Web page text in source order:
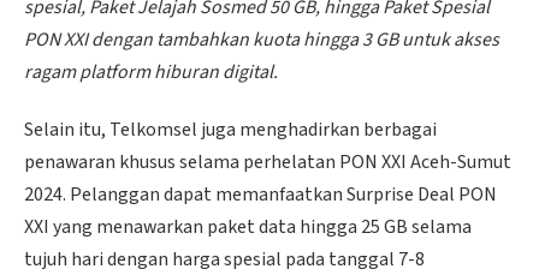
spesial, Paket Jelajah Sosmed 50 GB, hingga Paket Spesial
PON XXI dengan tambahkan kuota hingga 3 GB untuk akses
ragam platform hiburan digital.
Selain itu, Telkomsel juga menghadirkan berbagai
penawaran khusus selama perhelatan PON XXI Aceh-Sumut
2024. Pelanggan dapat memanfaatkan Surprise Deal PON
XXI yang menawarkan paket data hingga 25 GB selama
tujuh hari dengan harga spesial pada tanggal 7-8